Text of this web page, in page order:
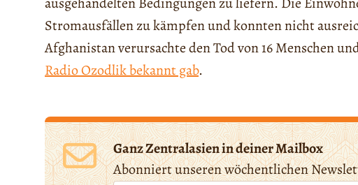
Stromausfällen zu kämpfen und konnten nicht
Afghanistan verursachte den Tod von 16 Menschen
Radio Ozodlik bekannt gab.
Ganz Zentralasien in deiner Mailbox
Abonniert unseren wöchentlichen